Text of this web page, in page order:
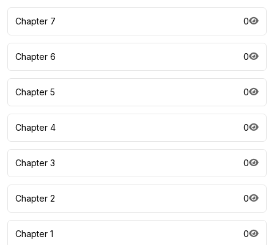
Chapter 7 0
Chapter 6 0
Chapter 5 0
Chapter 4 0
Chapter 3 0
Chapter 2 0
Chapter 1 0